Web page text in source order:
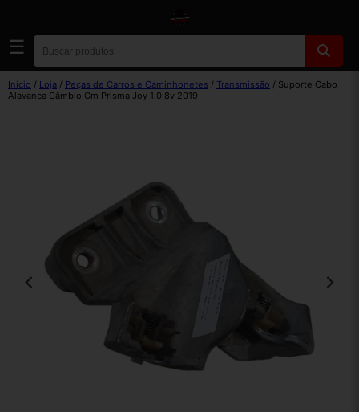
☰
Início / Loja / Peças de Carros e Caminhonetes / Transmissão / Suporte Cabo
Alavanca Câmbio Gm Prisma Joy 1.0 8v 2019